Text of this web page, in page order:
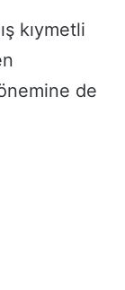
kıymetli
de